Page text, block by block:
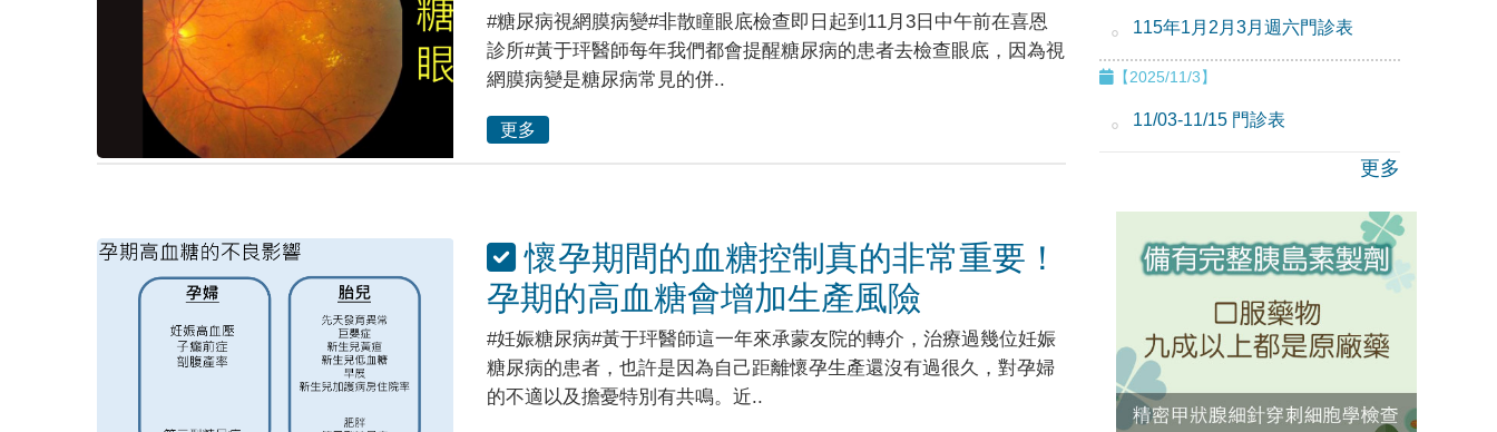
#糖尿病視網膜病變#非散瞳眼底檢查即日起到11月3日中午前在喜恩
診所#黃于玶醫師每年我們都會提醒糖尿病的患者去檢查眼底，因為視
網膜病變是糖尿病常見的併..
更多
懷孕期間的血糖控制真的非常重要！
孕期的高血糖會增加生產風險
#妊娠糖尿病#黃于玶醫師這一年來承蒙友院的轉介，治療過幾位妊娠
糖尿病的患者，也許是因為自己距離懷孕生產還沒有過很久，對孕婦
的不適以及擔憂特別有共鳴。近..
115年1月2月3月週六門診表
【2025/11/3】
11/03-11/15 門診表
更多